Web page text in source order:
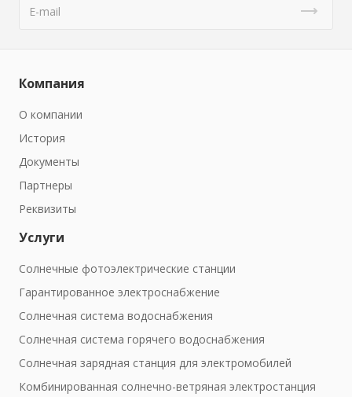
Компания
О компании
История
Документы
Партнеры
Реквизиты
Услуги
Солнечные фотоэлектрические станции
Гарантированное электроснабжение
Солнечная система водоснабжения
Солнечная система горячего водоснабжения
Солнечная зарядная станция для электромобилей
Комбинированная солнечно-ветряная электростанция